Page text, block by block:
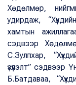
Хөдөлмөр,
удирдаж,
хамтын
сэдвээр
С.Зулпхар,
үзүүлэлт”
Б.Батдаваа,